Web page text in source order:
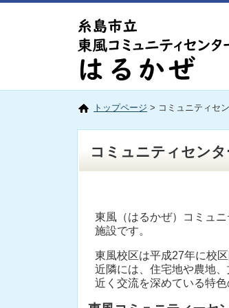
トップページ > コミュニティセ
コミュニティセンタ
東風（はるかぜ）コミュ
施設です。
東風校区は平成27年に校
近隣には、住宅地や農地
近く交流を深めている特色